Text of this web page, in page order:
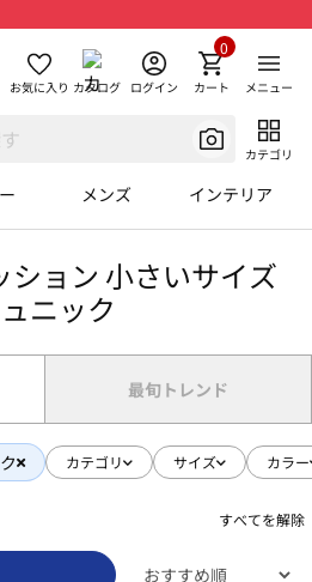
お気に入り カタログ ログイン カート
0
メニュー
カテゴリ
メンズ インテリア
ション 小さいサイズ
ニック
最旬トレンド
カテゴリ サイズ カラー
すべてを解除